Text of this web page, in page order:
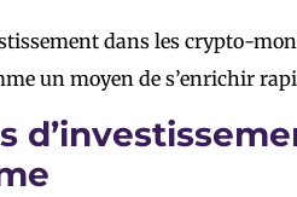
dans les crypto-
un moyen de s’enrichir